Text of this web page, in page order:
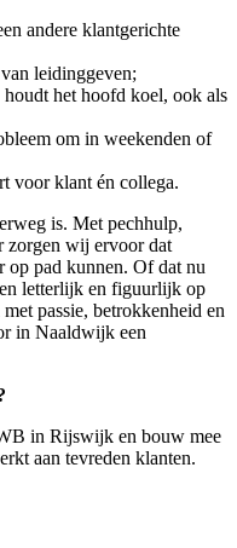
andere klantgerichte
leidinggeven;
het hoofd koel, ook als
om in weekenden of
voor klant én collega.
is. Met pechhulp,
zorgen wij ervoor dat
op pad kunnen. Of dat nu
letterlijk en figuurlijk op
passie, betrokkenheid en
in Naaldwijk een
in Rijswijk en bouw mee
aan tevreden klanten.